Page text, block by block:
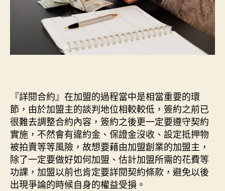
『詳閱合約』在加盟的過程當中是相當重要的環
節，由於加盟主的談判地位相較較低，簽約之前已
很難去調整合約內容，簽約之後更一定要遵守契約
實施，不然會有違約金、保證金沒收、設定抵押物
被拍賣等等風險，故想要藉由加盟創業的加盟主，
除了一定要做好如何加盟、估計加盟所需的花費等
功課，加盟以前也肯定要詳閱契約條款，避免以後
出現爭論的時候自身的權益受損。